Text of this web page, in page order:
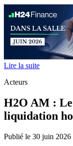
Lire la suite
Acteurs
H2O AM :
liquidation
Publié le 30 juin 2026